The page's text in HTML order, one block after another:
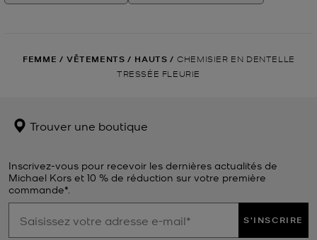
FEMME / VÊTEMENTS / HAUTS / CHEMISIER EN DENTELLE
TRESSÉE FLEURIE
Trouver une boutique
Inscrivez-vous pour recevoir les dernières actualités de
Michael Kors et 10 % de réduction sur votre première
commande*.
S'INSCRIRE